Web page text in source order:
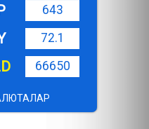
643
72.1
66650